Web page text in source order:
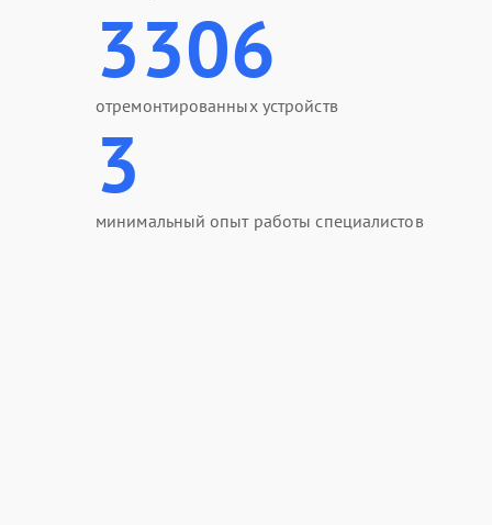
3306
отремонтированных устройств
3
минимальный опыт работы специалистов